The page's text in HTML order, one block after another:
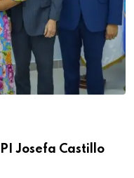
Josefa Castillo